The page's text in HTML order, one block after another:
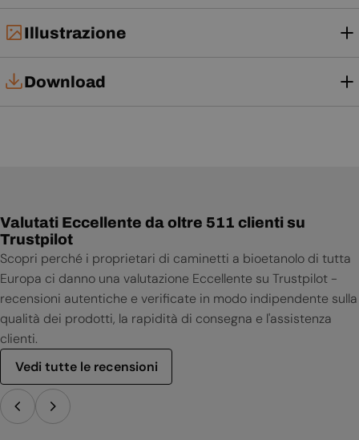
Illustrazione
Download
Valutati Eccellente da oltre 511 clienti su
Trustpilot
Scopri perché i proprietari di caminetti a bioetanolo di tutta
Europa ci danno una valutazione Eccellente su Trustpilot -
recensioni autentiche e verificate in modo indipendente sulla
qualità dei prodotti, la rapidità di consegna e l'assistenza
clienti.
Vedi tutte le recensioni